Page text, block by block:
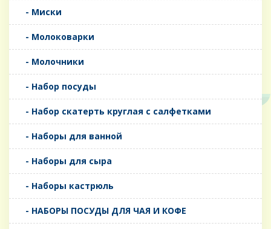
- Миски
- Молоковарки
- Молочники
- Набор посуды
- Набор скатерть круглая с салфетками
- Наборы для ванной
- Наборы для сыра
- Наборы кастрюль
- НАБОРЫ ПОСУДЫ ДЛЯ ЧАЯ И КОФЕ